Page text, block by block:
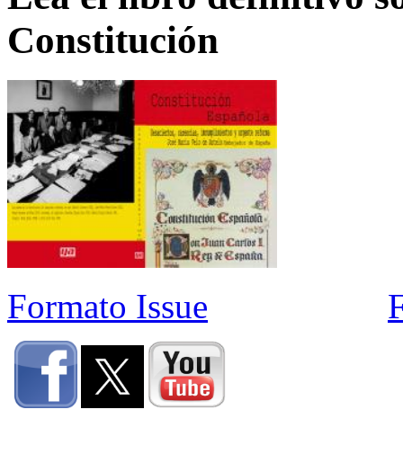
Constitución
Formato Issue